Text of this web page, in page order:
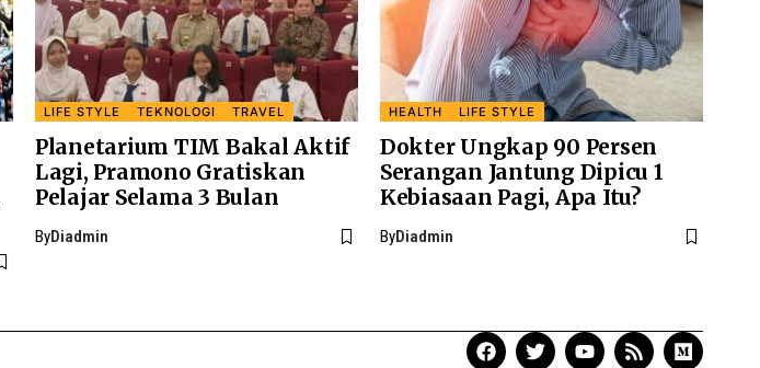
LIFE STYLE TEKNOLOGI TRAVEL
Planetarium TIM Bakal Aktif
Lagi, Pramono Gratiskan
Pelajar Selama 3 Bulan
ByDiadmin
HEALTH LIFE STYLE
Dokter Ungkap 90 Persen
Serangan Jantung Dipicu 1
Kebiasaan Pagi, Apa Itu?
ByDiadmin